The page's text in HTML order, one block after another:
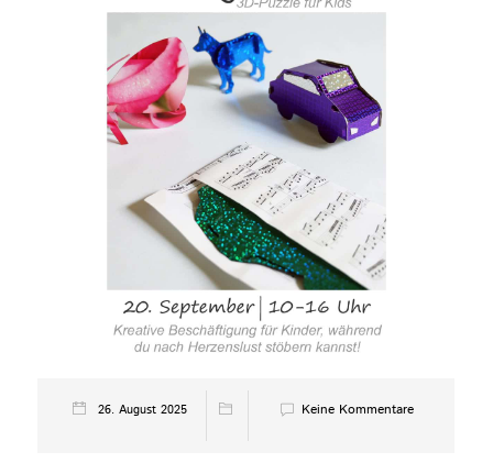
26. August 2025 Keine Kommentare